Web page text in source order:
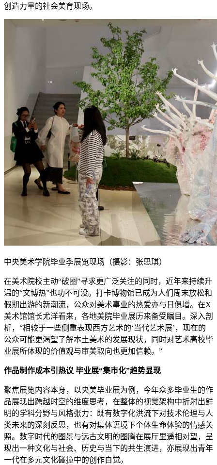
创造力量的社会美育现场。
中央美术学院毕业季展览现场（摄影：张思琪）
在美术院校主动“破圈”寻求更广泛关注的同时，近年来持续升
温的“文博热”也功不可没。打卡博物馆已成为人们周末放松和
假期出游的新潮流，公众对美术事业的热爱亦与日俱增。在X
美术馆馆长尤洋看来，各地美院毕业展历来备受瞩目。深入剖
析，“相较于一些侧重表现西方艺术的‘当代艺术展’，现在的
公众可能更‌渴望了解本土美术的发展现状，同时对艺术高校毕
业展所体现的‌价值观与审美取向也更加信赖‌。”
作品制作‌成本引热议 毕业展“集市化”趋势显现‌
聚焦展览内容本身，以央美毕业展为例，今年众多毕业生的作
品展现出跨越时空的维度思考，在整体的视觉架构中折射出鲜
明的学科分野与风格张力：既有数字化洪流下对技术伦理与人
类未来的深刻反思，也有对集体语境下个体生命体验的情感关
照。数字时代的图景与远古文明的图腾在展厅里遥相对望，呈
现出一种文化与社会、历史与当下的共生演进，亦展现出青年
一代在多元文化碰撞中的创作自觉。